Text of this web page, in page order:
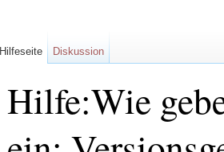
Hilfe:Wie
Hilfeseite Diskussion